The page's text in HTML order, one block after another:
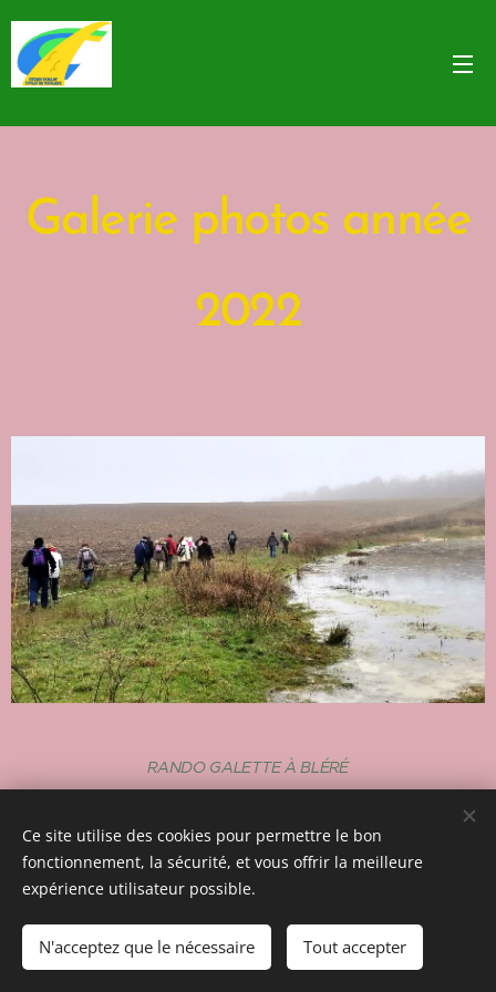
Galerie photos année
2022
RANDO GALETTE À BLÉRÉ
Images fournies parPexels
Optimisé parWebnode Cookies
Ce site utilise des cookies pour permettre le bon
fonctionnement, la sécurité, et vous offrir la meilleure
expérience utilisateur possible.
N'acceptez que le nécessaire Tout accepter